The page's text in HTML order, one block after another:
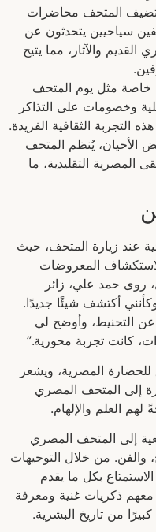
المتحف محاضرات
سياحيين يتحدثون عن
والآثار، مما يتيح
خاصة مثل يوم المتحف
وخصومات على التذاكر
التجربة الثقافية الفريدة.
الأحيان، يُنظم المتحف
التقليدية، ما
عند زيارة المتحف، حيث
المعروضات
روى حمد علي، زائر
أكتشف شيئًا جديدًا.
التحنيط، وأوضح لي
كانت تجربة محورية.”
المصرية، ويشعر
إلى المتحف المصري
لهم العلم والإلهام.
إلى المتحف المصري
والفن. من خلال التوجيهات
بكل ما يقدم
معهم ذكريات غنية ومعرفة
من تاريخ البشرية.